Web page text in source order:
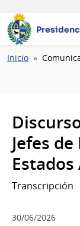
Ruta
Inicio
Jefes
Transcripción
30/06/2026